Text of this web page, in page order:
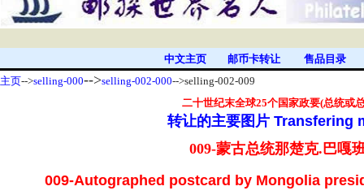
中文主页 邮币卡转让
售品目录
主页-->selling-000-->selling-002-000-->selling-002-009
二十世纪末全球25个国家政要(总统或
转让的主要图片 Transfering
009-蒙古总统那楚克.巴嘎
009-Autographed postcard by Mongolia